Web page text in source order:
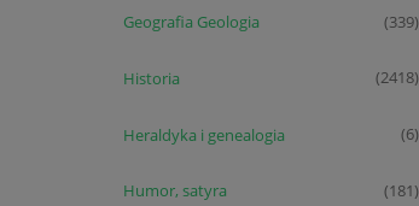
Geografia Geologia (339)
Historia (2418)
Heraldyka i genealogia (6)
Humor, satyra (181)